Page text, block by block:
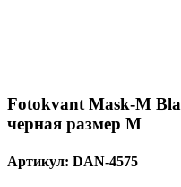
Fotokvant Mask-M
черная размер M
Артикул: DAN-4575